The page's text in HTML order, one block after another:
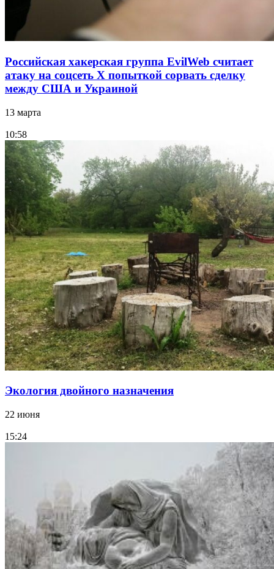
Российская хакерская группа EvilWeb считает
атаку на соцсеть Х попыткой сорвать сделку
между США и Украиной
13 марта
10:58
Экология двойного назначения
22 июня
15:24